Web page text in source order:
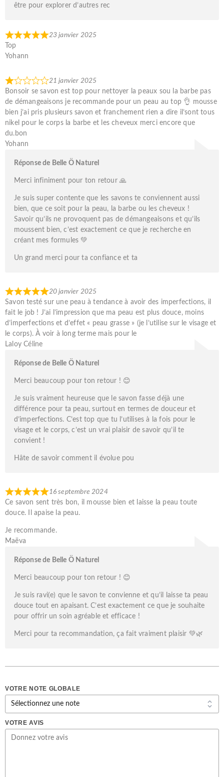
être pour explorer d’autres rec
23 janvier 2025
Top
Yohann
21 janvier 2025
Bonsoir se savon est top pour nettoyer la peaux sou la barbe pas
de démangeaisons je recommande pour un peau au top 👌 mousse
bien j’ai pris plusieurs savon et franchement rien a dire il’sont tous
nikel pour le corps la barbe et les cheveux merci encore que
du.bon
Yohann
Réponse de Belle Ö Naturel
Merci infiniment pour ton retour 🙏
Je suis super contente que les savons te conviennent aussi
bien, que ce soit pour la peau, la barbe ou les cheveux !
Savoir qu’ils ne provoquent pas de démangeaisons et qu’ils
moussent bien, c’est exactement ce que je recherche en
créant mes formules 💚
Un grand merci pour ta confiance et ta
20 janvier 2025
Savon testé sur une peau à tendance à avoir des imperfections, il
fait le job ! J’ai l’impression que ma peau est plus douce, moins
d’imperfections et d’effet « peau grasse » (je l’utilise sur le visage et
le corps). À voir à long terme mais pour le
Laloy Céline
Réponse de Belle Ö Naturel
Merci beaucoup pour ton retour ! 😊
Je suis vraiment heureuse que le savon fasse déjà une
différence pour ta peau, surtout en termes de douceur et
d’imperfections. C’est top que tu l’utilises à la fois pour le
visage et le corps, c’est un vrai plaisir de savoir qu’il te
convient !
Hâte de savoir comment il évolue pou
16 septembre 2024
Ce savon sent très bon, il mousse bien et laisse la peau toute
douce. Il apaise la peau.
Je recommande.
Maëva
Réponse de Belle Ö Naturel
Merci beaucoup pour ton retour ! 😊
Je suis ravi(e) que le savon te convienne et qu’il laisse ta peau
douce tout en apaisant. C’est exactement ce que je souhaite
pour offrir un soin agréable et efficace !
Merci pour ta recommandation, ça fait vraiment plaisir 💚🌿
VOTRE NOTE GLOBALE
VOTRE AVIS